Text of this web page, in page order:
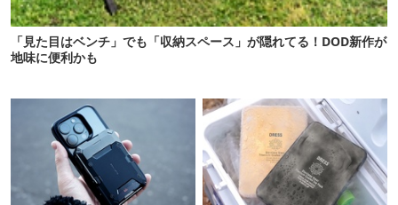
「見た目はベンチ」でも「収納スペース」が隠れてる！DOD新作が
地味に便利かも